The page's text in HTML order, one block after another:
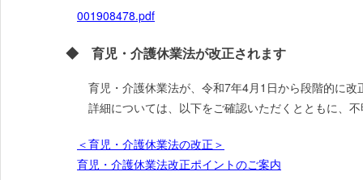
001908478.pdf
◆ 育児・介護休業法が改正されます
育児・介護休業法が、令和7年4月1日から段階的に改
詳細については、以下をご確認いただくとともに、
＜育児・介護休業法の改正＞
育児・介護休業法改正ポイントのご案内